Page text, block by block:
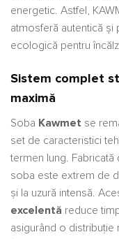
energetic. Astfel,
atmosferă autentică
ecologică pentru
Sistem complet
maximă
Soba Kawmet se
set de caracteristici
termen lung. Fabricată
soba este extrem de
și la uzură intensă.
excelentă reduce
asigurând o distribuție